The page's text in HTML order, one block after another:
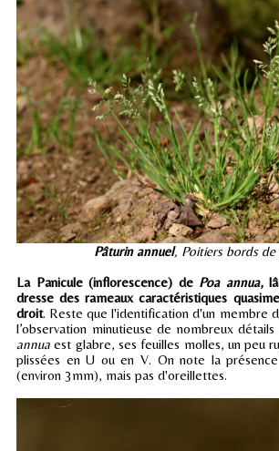
Pâturin annuel, Poitiers bords de
La Panicule (inflorescence) de Poa annua,
dresse des rameaux caractéristiques
droit. Reste que l'identification d'un membre
l’observation minutieuse de nombreux
annua est glabre, ses feuilles molles, un peu
plissées en U ou en V. On note la
(environ 3mm), mais pas d'oreillettes.